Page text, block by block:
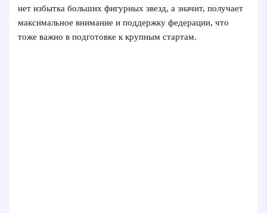
нет избытка больших фигурных звезд, а значит, получает
максимальное внимание и поддержку федерации, что
тоже важно в подготовке к крупным стартам.